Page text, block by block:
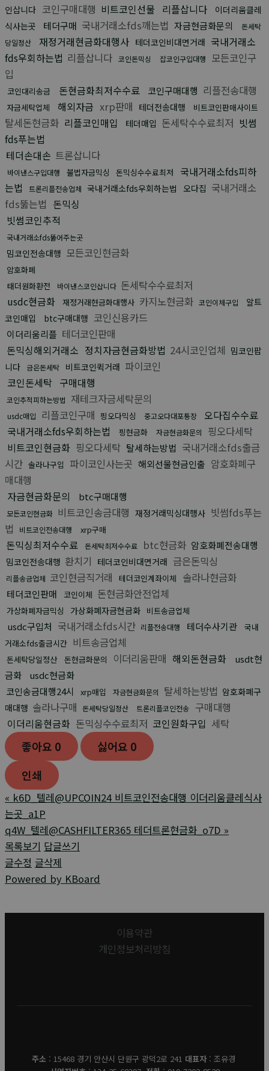
인삽니다 코인구매대행 비트코인선물 리플삽니다
이더리움클레
식사는곳
테더구매 국내거래소fds깨는법 자금현금화문의
돈세탁
당일정산
재정거래현금화대행사 테더코인비대면거래 국내거래소
fds우회하는법 리플삽니다 코인돈믹싱 잡코인구입대행
모든코인구
입
코인대리송금 돈현금화최저수수료 코인구매대행 리플전송대행
자금세탁업체 해외자금 xrp판매 테더전송대행 비트코인판매사이트
탈세돈현금화 리플코인매입 테더매입 돈세탁수수료최저 빗썸
fds푸는법
테더손대손 트론삽니다
바이낸스구입대행 불법자금믹싱 돈믹싱수수료최저
국내거래소fds피하
는법
트론리플전송업체 국내거래소fds우회하는법 오다집 국내거래소
fds뚫는법 돈믹싱
빗썸코인추적
국내거래소fds뚫어주는곳
밈코인전송대행 모든코인현금화
암호화폐
태더원화환전
바이낸스코인삽니다 돈세탁수수료최저
usdc현금화
재정거래현금화대행사 카지노현금화 코인이체구입
알트
코인매입
btc구매대행 코인신용카드
이더리움리플 테더코인판매
돈믹싱해외거래소 정치자금현금화방법 24시코인업체 밈코인팝
니다
금은돈세탁 비트코인퀵거래 파이코인
코인돈세탁 구매대행
코인추적피하는방법 재테크자금세탁문의
usdc매입 리플코인구매 핑오다믹싱 중고오다대포통장
오다집수수료
국내거래소fds우회하는법
핑현금화 자금현금화문의
핑오다세탁
비트코인현금화 핑오다세탁 탈세하는방법 국내거래소fds출금
시간 솔라나구입 파이코인사는곳 해외선물현금인출 암호화폐구
매대행
자금현금화문의
btc구매대행
모든코인현금화 비트코인송금대행 재정거래믹싱대행사 빗썸fds푸는
법
비트코인전송대행 xrp구매
돈믹싱최저수수료 돈세탁최저수수료 btc현금화 암호화폐전송대행
밈코인전송대행 환치기 테더코인비대면거래 금은돈믹싱
리플송금업체 코인현금직거래 테더코인계좌이체 솔라나현금화
테더코인판매 코인이체 돈현금화안전업체
가상화폐자금믹싱 가상화폐자금현금화 비트송금업체
usdc구입처 국내거래소fds시간 리플전송대행 테더수사기관
국내
거래소fds출금시간 비트송금업체
돈세탁당일정산 돈현금화문의 이더리움판매 해외돈현금화
usdt현
금화
usdc현금화
코인송금대행24시
xrp매입 자금현금화문의 탈세하는방법 암호화폐구
매대행 솔라나구매 돈세탁당일정산 트론리플코인전송
구매대행
이더리움현금화 돈믹싱수수료최저 코인원화구입 세탁
좋아요 0 싫어요 0
인쇄
« k6D_텔레@UPCOIN24 비트코인전송대행 이더리움클레식사
는곳_a1P
q4W_텔레@CASHFILTER365 테더트론현금화_o7D »
목록보기 답글쓰기
글수정 글삭제
Powered by KBoard
이용약관
개인정보처리방침
주소 : 15468 경기 안산시 단원구 광덕2로 241 대표자: 조유경